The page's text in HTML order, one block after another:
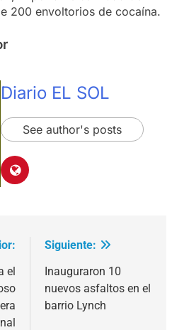
200 envoltorios de cocaína.
Diario EL SOL
See author's posts
el
Siguiente:
Inauguraron 10
nuevos asfaltos en el
barrio Lynch